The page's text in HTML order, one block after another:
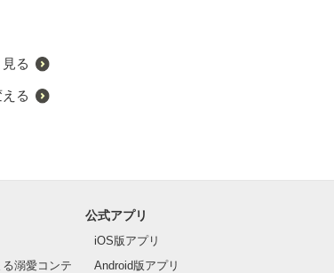
る
る
溺愛コンテ
公式アプリ
iOS版アプリ
Android版アプリ